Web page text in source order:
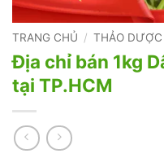
TRANG CHỦ / THẢO DƯỢC
Địa chỉ bán 1kg
tại TP.HCM